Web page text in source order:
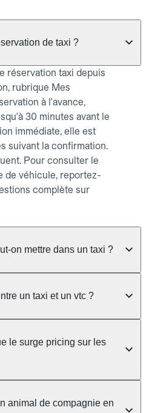
de taxi ?
réservation taxi depuis
rubrique Mes
à l'avance,
30 minutes avant le
immédiate, elle est
suivant la confirmation.
Pour consulter le
de véhicule, reportez-
complète sur
on mettre dans un taxi ?
jusqu'à 3 bagages
le champ "Message
Le prix n'est
de bagages.
un taxi et un vtc ?
dans la rue, à une
un tarif au
fixe annoncé à
facilement votre
le surge pricing sur les
et suit un barème
animal de compagnie en